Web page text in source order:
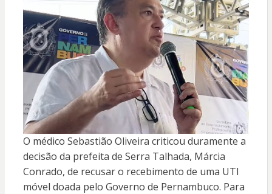
O médico Sebastião Oliveira criticou duramente a
decisão da prefeita de Serra Talhada, Márcia
Conrado, de recusar o recebimento de uma UTI
móvel doada pelo Governo de Pernambuco. Para